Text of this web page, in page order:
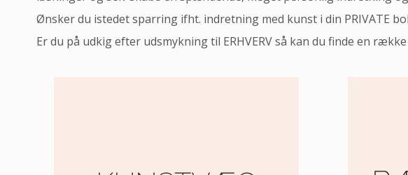
Ønsker du istedet sparring ifht. indretning med kunst i din PRIVATE
Er du på udkig efter udsmykning til ERHVERV så kan du finde en